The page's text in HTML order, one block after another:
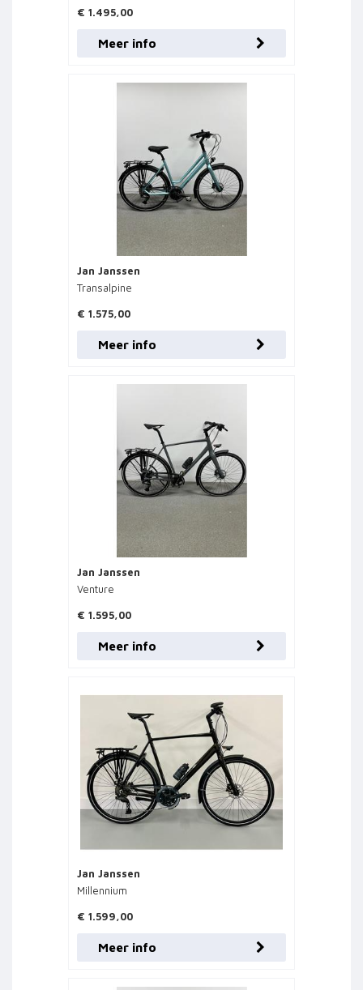
€ 1.495,00
Meer info
Jan Janssen
Transalpine
€ 1.575,00
Meer info
Jan Janssen
Venture
€ 1.595,00
Meer info
Jan Janssen
Millennium
€ 1.599,00
Meer info